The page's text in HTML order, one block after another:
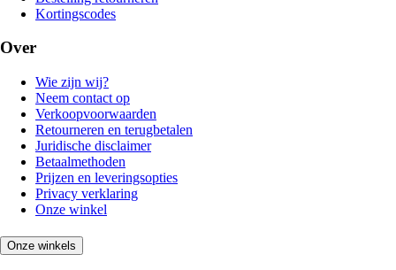
Kortingscodes
Over
Wie zijn wij?
Neem contact op
Verkoopvoorwaarden
Retourneren en terugbetalen
Juridische disclaimer
Betaalmethoden
Prijzen en leveringsopties
Privacy verklaring
Onze winkel
Onze winkels